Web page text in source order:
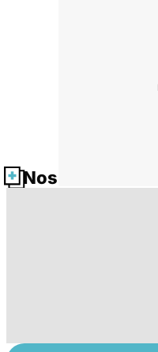
Nos fiches santé